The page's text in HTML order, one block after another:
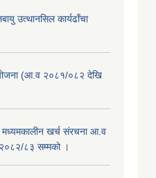
उत्थानसिल कार्यढाँचा
(आ.व २०८१/०८२ देखि
मध्यमकालीन खर्च संरचना आ.व
८३ सम्मको ।